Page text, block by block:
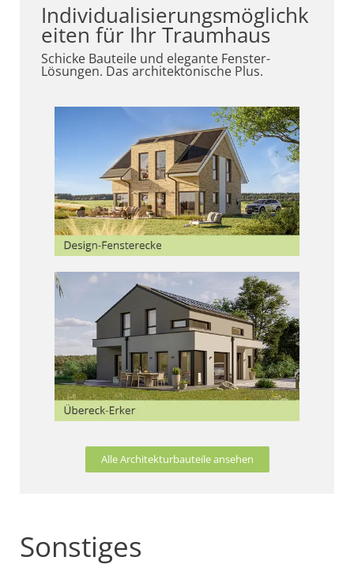
Individualisierungsmöglichk
eiten für Ihr Traumhaus
Schicke Bauteile und elegante Fenster-
Lösungen. Das architektonische Plus.
Alle Architekturbauteile ansehen
Sonstiges